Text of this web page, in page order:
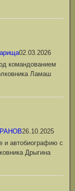
02.03.2026
командованием
Ламаш
26.10.2025
и автобиографию с
Дрыгина